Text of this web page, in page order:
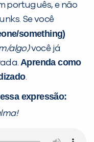
português, e não
Se você
something)
algo)você já
Aprenda como
.
expressão: